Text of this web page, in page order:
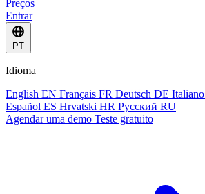
Preços
Entrar
PT
Idioma
English EN Français FR Deutsch DE Italiano
Español ES Hrvatski HR Русский RU
Agendar uma demo Teste gratuito